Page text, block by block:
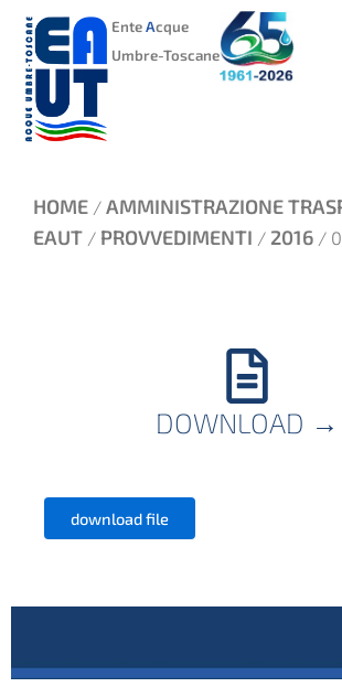
VAI
CONTENUTO
EnteAcque
Umbre-Toscane
HOME / AMMINISTRAZIONE
EAUT / PROVVEDIMENTI / 2016 /
DOWNLOAD →
download file